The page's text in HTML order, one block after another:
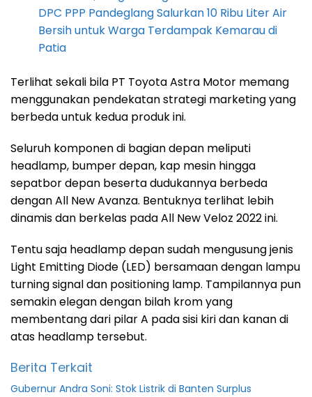
DPC PPP Pandeglang Salurkan 10 Ribu Liter Air
Bersih untuk Warga Terdampak Kemarau di
Patia
Terlihat sekali bila PT Toyota Astra Motor memang
menggunakan pendekatan strategi marketing yang
berbeda untuk kedua produk ini.
Seluruh komponen di bagian depan meliputi
headlamp, bumper depan, kap mesin hingga
sepatbor depan beserta dudukannya berbeda
dengan All New Avanza. Bentuknya terlihat lebih
dinamis dan berkelas pada All New Veloz 2022 ini.
Tentu saja headlamp depan sudah mengusung jenis
Light Emitting Diode (LED) bersamaan dengan lampu
turning signal dan positioning lamp. Tampilannya pun
semakin elegan dengan bilah krom yang
membentang dari pilar A pada sisi kiri dan kanan di
atas headlamp tersebut.
Berita Terkait
Gubernur Andra Soni: Stok Listrik di Banten Surplus